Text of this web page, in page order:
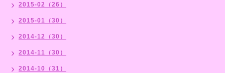
2015-02（26）
2015-01（30）
2014-12（30）
2014-11（30）
2014-10（31）